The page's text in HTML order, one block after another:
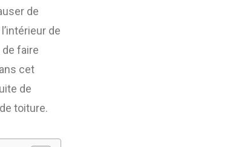
de
de
faire
cet
de
toiture.